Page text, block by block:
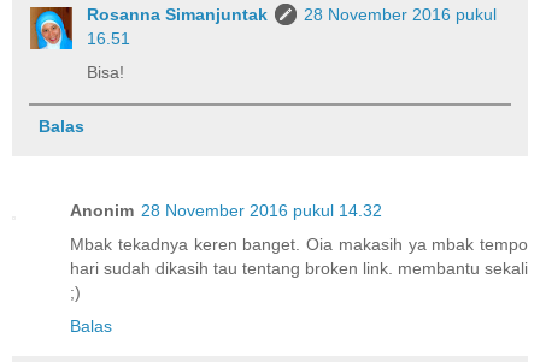
Rosanna Simanjuntak
28 November 2016 pukul
16.51
Bisa!
Balas
Anonim 28 November 2016 pukul 14.32
Mbak tekadnya keren banget. Oia makasih ya mbak tempo
hari sudah dikasih tau tentang broken link. membantu sekali
;)
Balas